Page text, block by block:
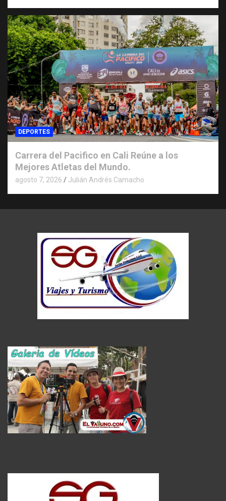
DEPORTES
Carrera del Pacifico en Cali Reúne a los
Mejores Atletas del Mundo.
agosto 7, 2026 Julián Andrés Camacho